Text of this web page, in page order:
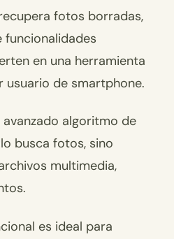
fotos borradas,
en una herramienta
usuario de smartphone.
algoritmo de
busca fotos, sino
multimedia,
es ideal para